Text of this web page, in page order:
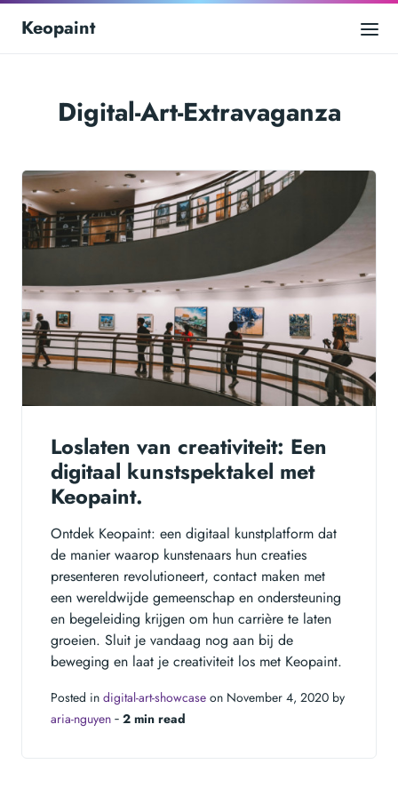
Keopaint
Digital-Art-Extravaganza
Loslaten van creativiteit: Een
digitaal kunstspektakel met
Keopaint.
Ontdek Keopaint: een digitaal kunstplatform dat
de manier waarop kunstenaars hun creaties
presenteren revolutioneert, contact maken met
een wereldwijde gemeenschap en ondersteuning
en begeleiding krijgen om hun carrière te laten
groeien. Sluit je vandaag nog aan bij de
beweging en laat je creativiteit los met Keopaint.
Posted in digital-art-showcase on November 4, 2020 by
aria-nguyen ‐ 2 min read